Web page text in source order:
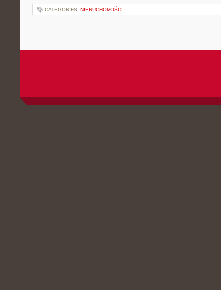
CATEGORIES: NIERUCHOMOŚCI